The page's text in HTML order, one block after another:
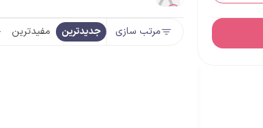
مرتب سازی جدیدترین مفیدترین